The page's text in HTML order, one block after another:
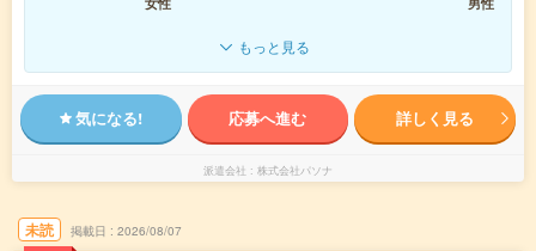
もっと見る
気になる! 応募へ進む 詳しく見る
派遣会社 株式会社パソナ
未読 掲載日 2026/08/07